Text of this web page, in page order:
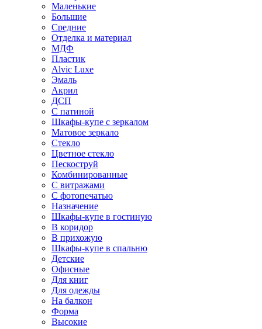
Маленькие
Большие
Средние
Отделка и материал
МДФ
Пластик
Alvic Luxe
Эмаль
Акрил
ДСП
С патиной
Шкафы-купе с зеркалом
Матовое зеркало
Стекло
Цветное стекло
Пескоструй
Комбинированные
С витражами
С фотопечатью
Назначение
Шкафы-купе в гостиную
В коридор
В прихожую
Шкафы-купе в спальню
Детские
Офисные
Для книг
Для одежды
На балкон
Форма
Высокие